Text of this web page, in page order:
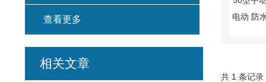
共 1 条记
查看更多
相关文章